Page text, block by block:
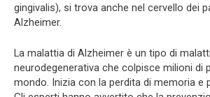
gingivalis), si trova anche nel cervello dei
Alzheimer.
La malattia di Alzheimer è un tipo di
neurodegenerativa che colpisce milioni di
mondo. Inizia con la perdita di memoria e